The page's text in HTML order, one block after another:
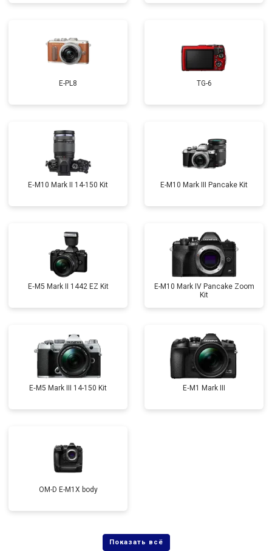
E-PL8 TG-6
E‑M10 Mark II 14-150 Kit E-M10 Mark III Pancake Kit
E‑M5 Mark II 1442 EZ Kit
E-M10 Mark IV Pancake Zoom
Kit
E‑M5 Mark III 14-150 Kit E‑M1 Mark III
OM-D E-M1X body